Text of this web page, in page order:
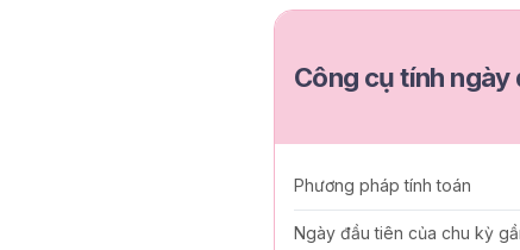
Công cụ tính ngày
Phương pháp tính toán
Ngày đầu tiên của chu kỳ